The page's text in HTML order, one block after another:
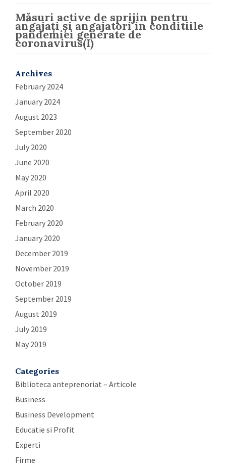
Măsuri active de sprijin pentru
angajați și angajatori in conditiile
pandemiei generate de
coronavirus(I)
Archives
February 2024
January 2024
August 2023
September 2020
July 2020
June 2020
May 2020
April 2020
March 2020
February 2020
January 2020
December 2019
November 2019
October 2019
September 2019
August 2019
July 2019
May 2019
Categories
Biblioteca anteprenoriat – Articole
Business
Business Development
Educatie si Profit
Experti
Firme